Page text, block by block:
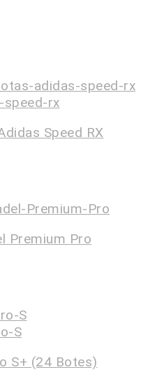
Speed RX
Premium Pro
S+ (24 Botes)